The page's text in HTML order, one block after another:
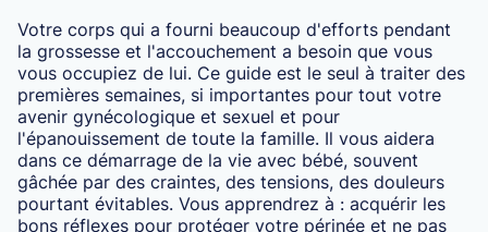
Votre corps qui a fourni beaucoup d'efforts pendant
la grossesse et l'accouchement a besoin que vous
vous occupiez de lui. Ce guide est le seul à traiter des
premières semaines, si importantes pour tout votre
avenir gynécologique et sexuel et pour
l'épanouissement de toute la famille. Il vous aidera
dans ce démarrage de la vie avec bébé, souvent
gâchée par des craintes, des tensions, des douleurs
pourtant évitables. Vous apprendrez à : acquérir les
bons réflexes pour protéger votre périnée et ne pas